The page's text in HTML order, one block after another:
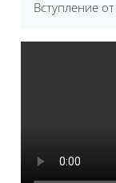
Вступление